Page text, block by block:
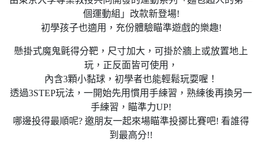
個運動組」改款新登場!
初學孩子也適用，充份體驗瞄準遊戲的樂趣!
懸掛式魔鬼氈得分靶，尺寸加大，可掛於牆上或放置地上
玩，正反面皆可使用，
內含3顆小黏球，初學者也能輕鬆玩耍喔！
透過3STEP玩法，一開始先用慣用手練習，熟練後再換另一
手練習，瞄準力UP!
哪邊投得最順呢? 邀朋友一起來場瞄準投擲比賽吧! 看誰得
到最高分!!